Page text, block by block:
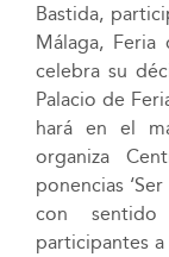
Bastida,
Málaga, Feria
celebra su
Palacio de
hará en el
organiza
ponencias
con
participantes